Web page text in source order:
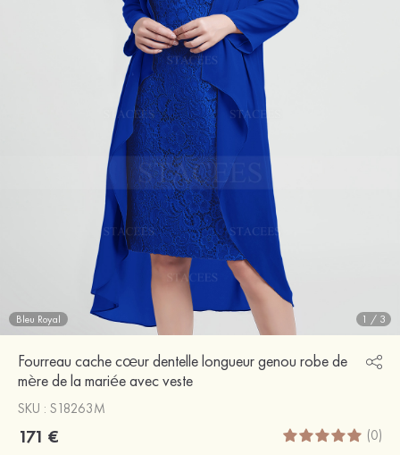
Bleu Royal 1 / 3
Fourreau cache cœur dentelle longueur genou robe de
mère de la mariée avec veste
SKU : S18263M
171 € (0)